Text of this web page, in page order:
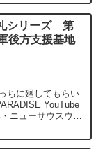
シリーズ 第
後方支援基地
ちに廻してもらい